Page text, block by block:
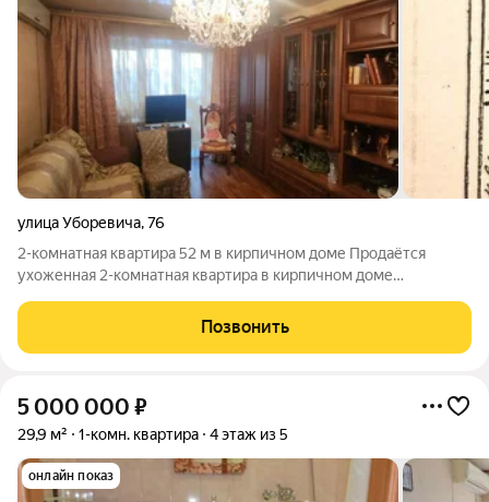
улица Уборевича,76
2-комнатная квартира 52 м в кирпичном доме Продаётся
ухоженная 2-комнатная квартира в кирпичном доме
изолированная планировка и окна на две стороны. Просторная
прихожая 10,4 м делает квартиру удобной
Позвонить
5 000 000 ₽
29,9 м² 1-комн. квартира 4 этаж из 5
онлайн показ